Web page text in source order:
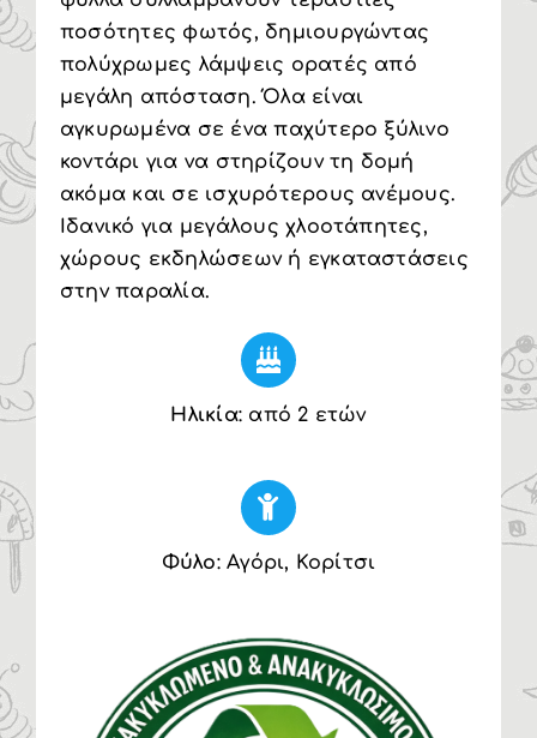
ποσότητες φωτός, δημιουργώντας
πολύχρωμες λάμψεις ορατές από
μεγάλη απόσταση. Όλα είναι
αγκυρωμένα σε ένα παχύτερο ξύλινο
κοντάρι για να στηρίζουν τη δομή
ακόμα και σε ισχυρότερους ανέμους.
Ιδανικό για μεγάλους χλοοτάπητες,
χώρους εκδηλώσεων ή εγκαταστάσεις
στην παραλία.
Ηλικία: από 2 ετών
Φύλο: Αγόρι, Κορίτσι